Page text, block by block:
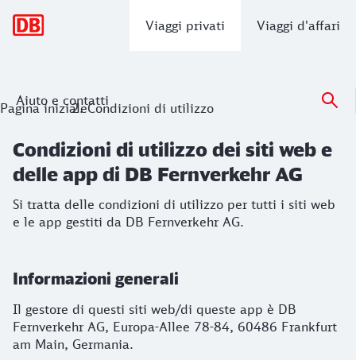
Viaggi privati Viaggi d'affari
Aiuto e contatti
Condizioni di utilizzo dei siti web e
Pagina inizialeCondizioni di utilizzo
Condizioni di utilizzo dei siti web e
delle app di DB Fernverkehr AG
Si tratta delle condizioni di utilizzo per tutti i siti web
e le app gestiti da DB Fernverkehr AG.
Informazioni generali
Il gestore di questi siti web/di queste app è DB
Fernverkehr AG, Europa-Allee 78-84, 60486 Frankfurt
am Main, Germania.